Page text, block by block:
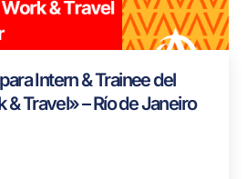
Intern & Trainee del
Travel» – Río de Janeiro